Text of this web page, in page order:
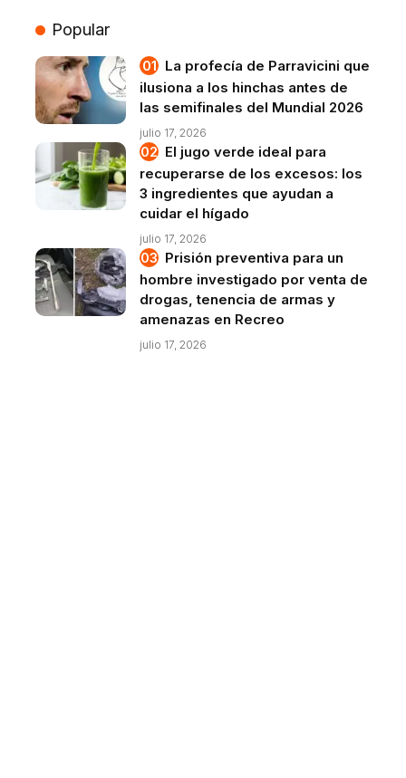
Popular
La profecía de Parravicini que
ilusiona a los hinchas antes de
las semifinales del Mundial 2026
julio 17, 2026
El jugo verde ideal para
recuperarse de los excesos: los
3 ingredientes que ayudan a
cuidar el hígado
julio 17, 2026
Prisión preventiva para un
hombre investigado por venta de
drogas, tenencia de armas y
amenazas en Recreo
julio 17, 2026